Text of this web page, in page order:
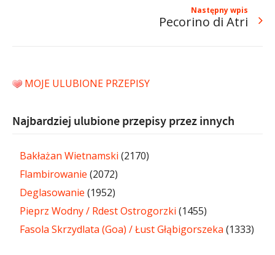
Następny wpis
Pecorino di Atri
MOJE ULUBIONE PRZEPISY
Najbardziej ulubione przepisy przez innych
Bakłażan Wietnamski (2170)
Flambirowanie (2072)
Deglasowanie (1952)
Pieprz Wodny / Rdest Ostrogorzki (1455)
Fasola Skrzydlata (Goa) / Łust Głąbigorszeka (1333)